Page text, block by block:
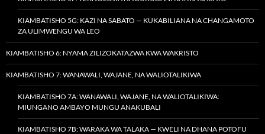
KIAMBATISHO 5G: KAZI NA SABATO — KUKABILIANA NA CHANGAMOTO
ZA ULIMWENGU WA LEO
KIAMBATISHO 6: NYAMA ZILIZOKATAZWA KWA WAKRISTO
KIAMBATISHO 7: WANAWALI, WAJANE, NA WALIOTALIKIWA
KIAMBATISHO 7A: WANAWALI, WAJANE, NA WALIOTALIKIWA:
MIUNGANO AMBAYO MUNGU ANAKUBALI
KIAMBATISHO 7B: WARAKA WA TALAKA — KWELI NA DHANA POTOFU